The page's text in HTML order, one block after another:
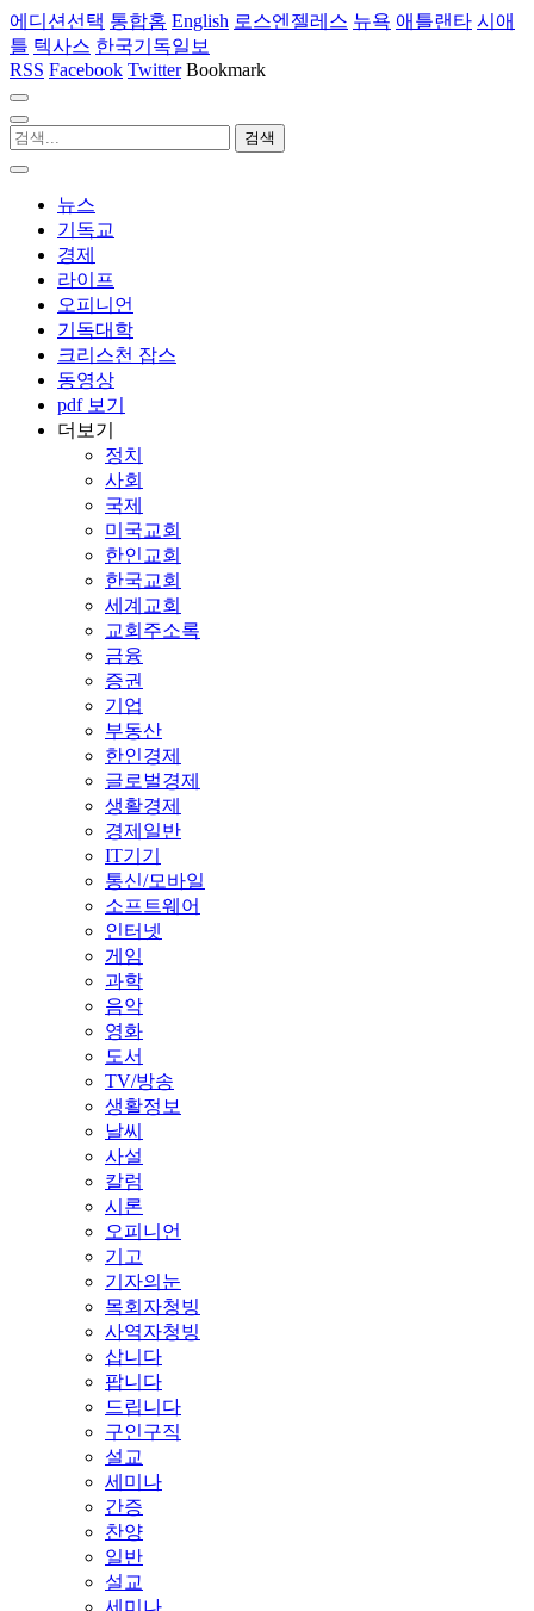
에디션선택 통합홈 English 로스엔젤레스 뉴욕 애틀랜타 시애
틀 텍사스 한국기독일보
RSS Facebook Twitter Bookmark
뉴스
기독교
경제
라이프
오피니언
기독대학
크리스천 잡스
동영상
pdf 보기
더보기
정치
사회
국제
미국교회
한인교회
한국교회
세계교회
교회주소록
금융
증권
기업
부동산
한인경제
글로벌경제
생활경제
경제일반
IT기기
통신/모바일
소프트웨어
인터넷
게임
과학
음악
영화
도서
TV/방송
생활정보
날씨
사설
칼럼
시론
오피니언
기고
기자의눈
목회자청빙
사역자청빙
삽니다
팝니다
드립니다
구인구직
설교
세미나
간증
찬양
일반
설교
세미나